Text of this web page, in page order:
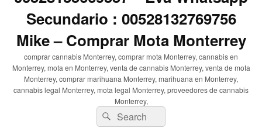
Secundario : 00528132769756
Mike – Comprar Mota Monterrey
comprar cannabis Monterrey, comprar mota Monterrey, cannabis en
Monterrey, mota en Monterrey, venta de cannabis Monterrey, venta de mota
Monterrey, comprar marihuana Monterrey, marihuana en Monterrey,
cannabis legal Monterrey, mota legal Monterrey, proveedores de cannabis
Monterrey,
Search
for:
Search